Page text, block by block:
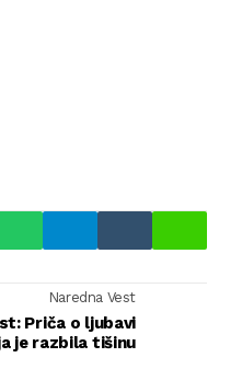
Naredna Vest
Priča o ljubavi
je razbila tišinu